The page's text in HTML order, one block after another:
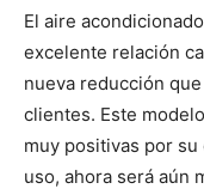
El aire
excelente relación
nueva reducción
clientes. Este
muy positivas por
uso, ahora será aún